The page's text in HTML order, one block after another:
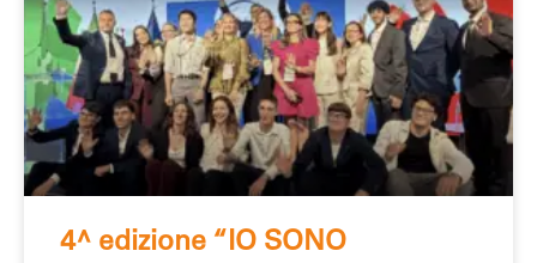
4^ edizione “IO SONO